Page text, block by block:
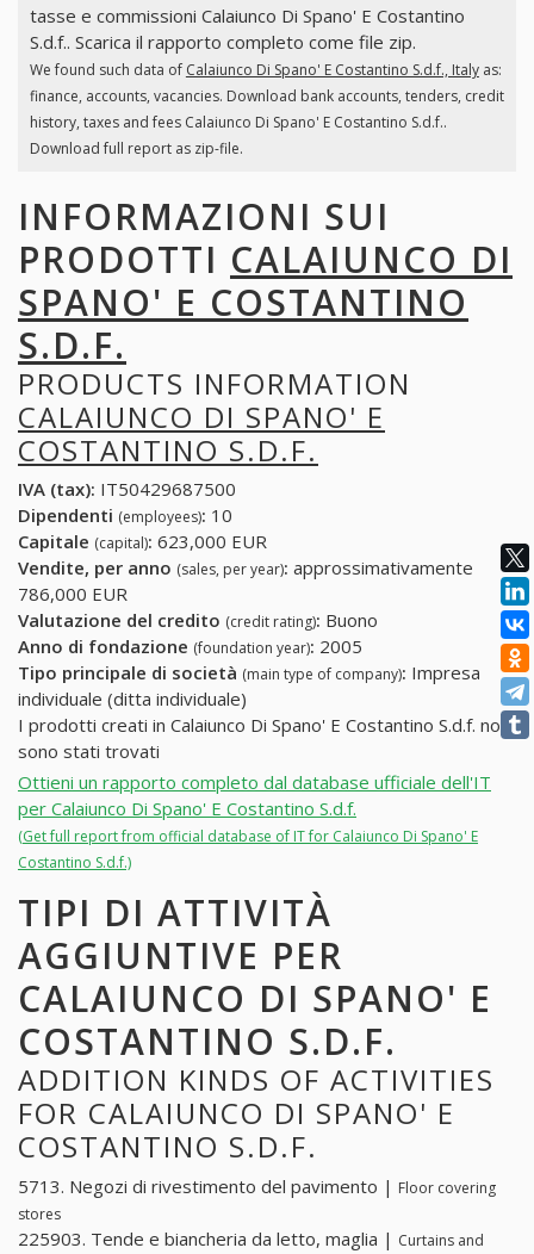
tasse e commissioni Calaiunco Di Spano' E Costantino
S.d.f.. Scarica il rapporto completo come file zip.
We found such data of Calaiunco Di Spano' E Costantino S.d.f., Italyas:
finance, accounts, vacancies. Download bank accounts, tenders, credit
history, taxes and fees Calaiunco Di Spano' E Costantino S.d.f..
Download full report as zip-file.
INFORMAZIONI SUI
PRODOTTI CALAIUNCO DI
SPANO' E COSTANTINO
S.D.F.
PRODUCTS INFORMATION
CALAIUNCO DI SPANO' E
COSTANTINO S.D.F.
IVA (tax): IT50429687500
Dipendenti (employees): 10
Capitale (capital): 623,000 EUR
Vendite, per anno (sales, per year): approssimativamente
786,000 EUR
Valutazione del credito (credit rating): Buono
Anno di fondazione (foundation year): 2005
Tipo principale di società (main type of company): Impresa
individuale (ditta individuale)
I prodotti creati in Calaiunco Di Spano' E Costantino S.d.f. non
sono stati trovati
Ottieni un rapporto completo dal database ufficiale dell'IT
per Calaiunco Di Spano' E Costantino S.d.f.
(Get full report from official database of IT for Calaiunco Di Spano' E
Costantino S.d.f.)
TIPI DI ATTIVITÀ
AGGIUNTIVE PER
CALAIUNCO DI SPANO' E
COSTANTINO S.D.F.
ADDITION KINDS OF ACTIVITIES
FOR CALAIUNCO DI SPANO' E
COSTANTINO S.D.F.
5713. Negozi di rivestimento del pavimento | Floor covering
stores
225903. Tende e biancheria da letto, maglia | Curtains and